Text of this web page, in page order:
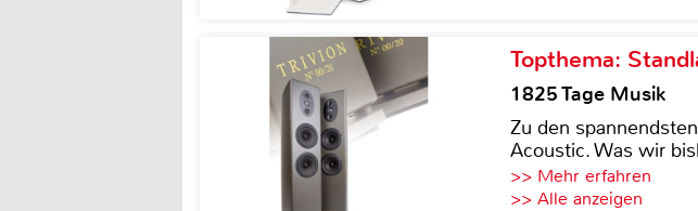
Topthema:
1825 Tage Musik
Zu den
Acoustic. Was wir
>> Mehr erfahren
>> Alle anzeigen